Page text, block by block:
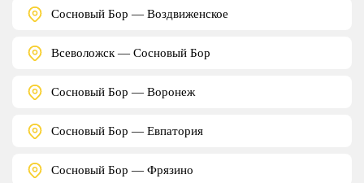
Сосновый Бор — Воздвиженское
Всеволожск — Сосновый Бор
Сосновый Бор — Воронеж
Сосновый Бор — Евпатория
Сосновый Бор — Фрязино